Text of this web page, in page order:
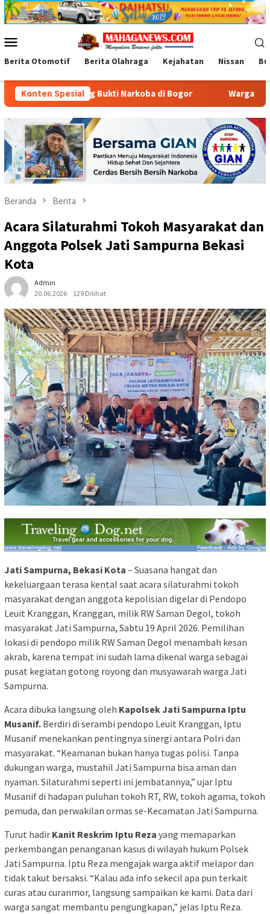
Loncat
ke
Mobile
Berita Otomotif Berita Olahraga Kejahatan Nissan
Konten Spesial
Barang Bukti Narkoba di Bogor Warga Cileungsi
Beranda Berita
Acara Silaturahmi Tokoh Masyarakat dan
Anggota Polsek Jati Sampurna Bekasi
Kota
Admin
20.06.2026
129 Dilihat
Jati Sampurna, Bekasi Kota – Suasana hangat dan
kekeluargaan terasa kental saat acara silaturahmi tokoh
masyarakat dengan anggota kepolisian digelar di Pendopo
Leuit Kranggan, Kranggan, milik RW Saman Degol, tokoh
masyarakat Jati Sampurna, Sabtu 19 April 2026. Pemilihan
lokasi di pendopo milik RW Saman Degol menambah kesan
akrab, karena tempat ini sudah lama dikenal warga sebagai
pusat kegiatan gotong royong dan musyawarah warga Jati
Sampurna.
Acara dibuka langsung oleh Kapolsek Jati Sampurna Iptu
Musanif. Berdiri di serambi pendopo Leuit Kranggan, Iptu
Musanif menekankan pentingnya sinergi antara Polri dan
masyarakat. “Keamanan bukan hanya tugas polisi. Tanpa
dukungan warga, mustahil Jati Sampurna bisa aman dan
nyaman. Silaturahmi seperti ini jembatannya,” ujar Iptu
Musanif di hadapan puluhan tokoh RT, RW, tokoh agama, tokoh
pemuda, dan perwakilan ormas se-Kecamatan Jati Sampurna.
Turut hadir Kanit Reskrim Iptu Reza yang memaparkan
perkembangan penanganan kasus di wilayah hukum Polsek
Jati Sampurna. Iptu Reza mengajak warga aktif melapor dan
tidak takut bersaksi. “Kalau ada info sekecil apa pun terkait
curas atau curanmor, langsung sampaikan ke kami. Data dari
warga sangat membantu pengungkapan,” jelas Iptu Reza.